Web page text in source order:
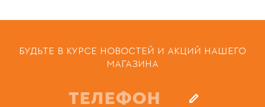
БУДЬТЕ В КУРСЕ НОВОСТЕЙ И АКЦИЙ НАШЕГО
МАГАЗИНА